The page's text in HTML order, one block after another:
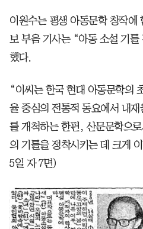
이원수는 평생 아동문학 창작에
보 부음 기사는 “아동 소설 기
했다.
“이씨는 한국 현대 아동문학의
율 중심의 전통적 동요에서 내재
를 개척하는 한편, 산문문학으
의 기틀을 정착시키는 데 크게
5일 자 7면)